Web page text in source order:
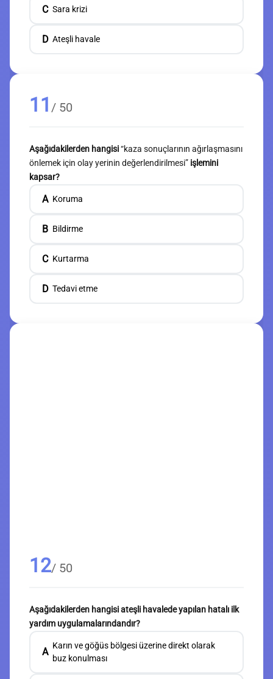
C Sara krizi
D Ateşli havale
11 / 50
Aşağıdakilerden hangisi“kaza sonuçlarının ağırlaşmasını
önlemek için olay yerinin değerlendirilmesi” işlemini
kapsar?
A Koruma
B Bildirme
C Kurtarma
D Tedavi etme
12/ 50
Aşağıdakilerden hangisi ateşli havalede yapılan hatalı ilk
yardım uygulamalarındandır?
A
Karın ve göğüs bölgesi üzerine direkt olarak
buz konulması